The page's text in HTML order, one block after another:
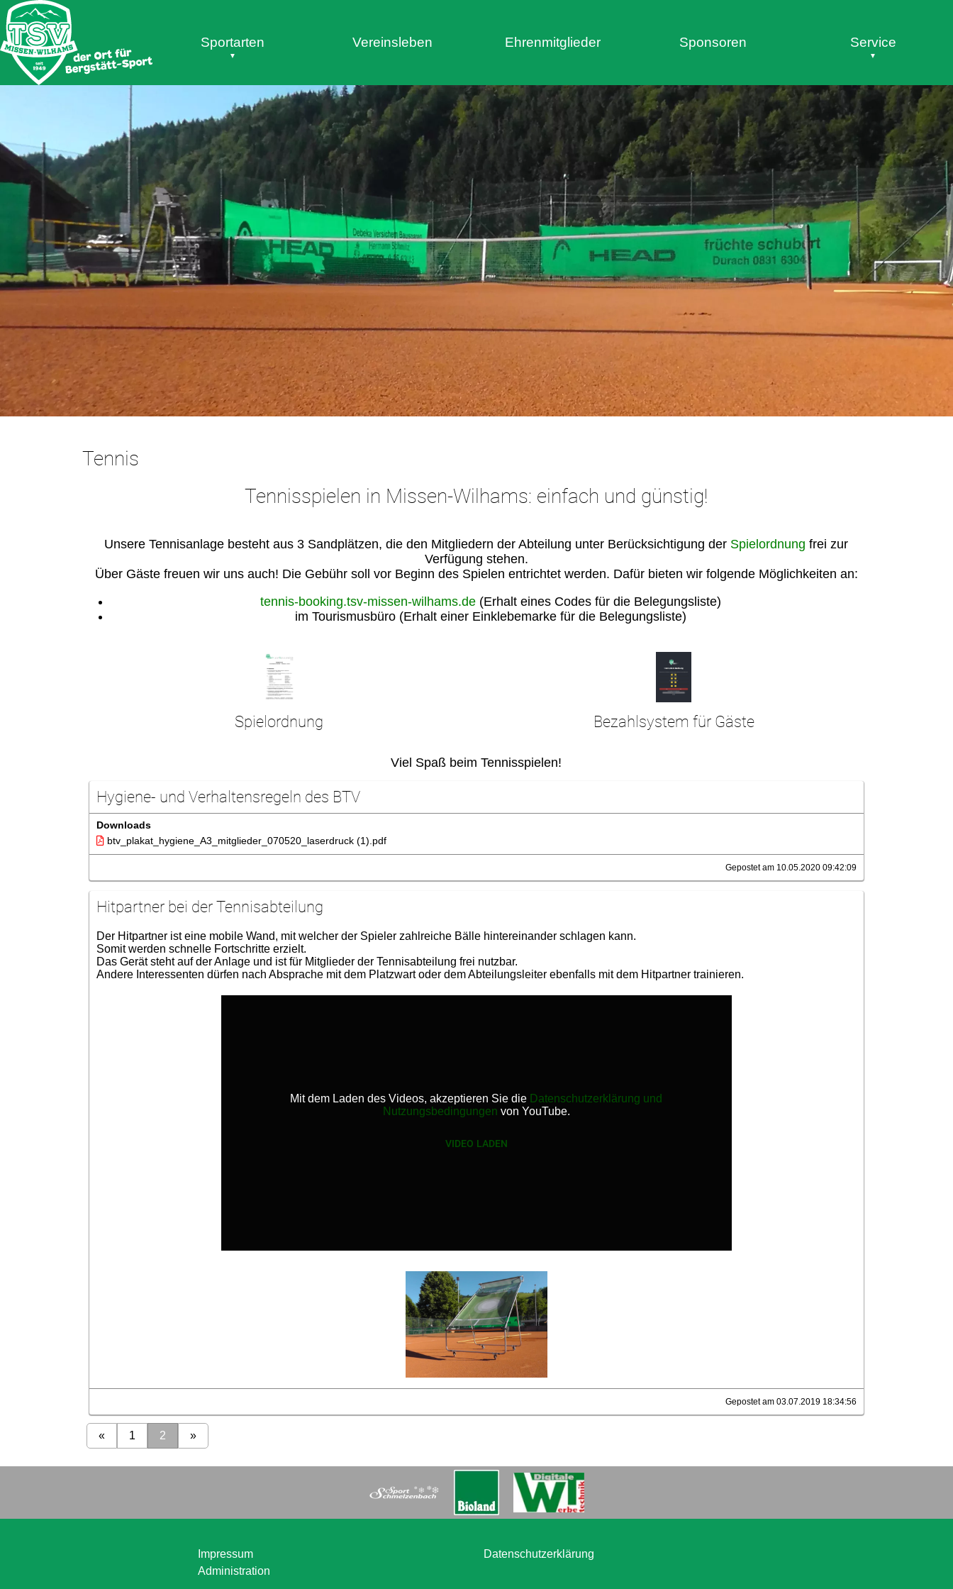
Sportarten Vereinsleben Ehrenmitglieder Sponsoren Service
Tennis
Tennisspielen in Missen-Wilhams: einfach und günstig!
Unsere Tennisanlage besteht aus 3 Sandplätzen, die den Mitgliedern der Abteilung unter Berücksichtigung der Spielordnung frei zur
Verfügung stehen.
Über Gäste freuen wir uns auch! Die Gebühr soll vor Beginn des Spielen entrichtet werden. Dafür bieten wir folgende Möglichkeiten an:
tennis-booking.tsv-missen-wilhams.de(Erhalt eines Codes für die Belegungsliste)
im Tourismusbüro (Erhalt einer Einklebemarke für die Belegungsliste)
Spielordnung Bezahlsystem für Gäste
Viel Spaß beim Tennisspielen!
Hygiene- und Verhaltensregeln des BTV
Downloads
btv_plakat_hygiene_A3_mitglieder_070520_laserdruck (1).pdf
Gepostet am 10.05.2020 09:42:09
Hitpartner bei der Tennisabteilung
Der Hitpartner ist eine mobile Wand, mit welcher der Spieler zahlreiche Bälle hintereinander schlagen kann.
Somit werden schnelle Fortschritte erzielt.
Das Gerät steht auf der Anlage und ist für Mitglieder der Tennisabteilung frei nutzbar.
Andere Interessenten dürfen nach Absprache mit dem Platzwart oder dem Abteilungsleiter ebenfalls mit dem Hitpartner trainieren.
Mit dem Laden des Videos, akzeptieren Sie die Datenschutzerklärung und
Nutzungsbedingungen von YouTube.
VIDEO LADEN
Gepostet am 03.07.2019 18:34:56
« 1 2 »
Impressum
Administration
Datenschutzerklärung